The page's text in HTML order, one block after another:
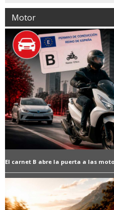
Motor
El carnet B abre la puerta a las